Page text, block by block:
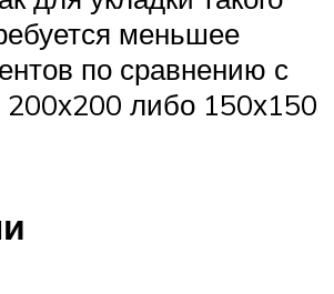
меньшее
по сравнению с
либо 150х150